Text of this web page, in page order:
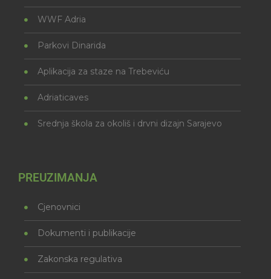
WWF Adria
Parkovi Dinarida
Aplikacija za staze na Trebeviću
Adriaticaves
Srednja škola za okoliš i drvni dizajn Sarajevo
PREUZIMANJA
Cjenovnici
Dokumenti i publikacije
Zakonska regulativa